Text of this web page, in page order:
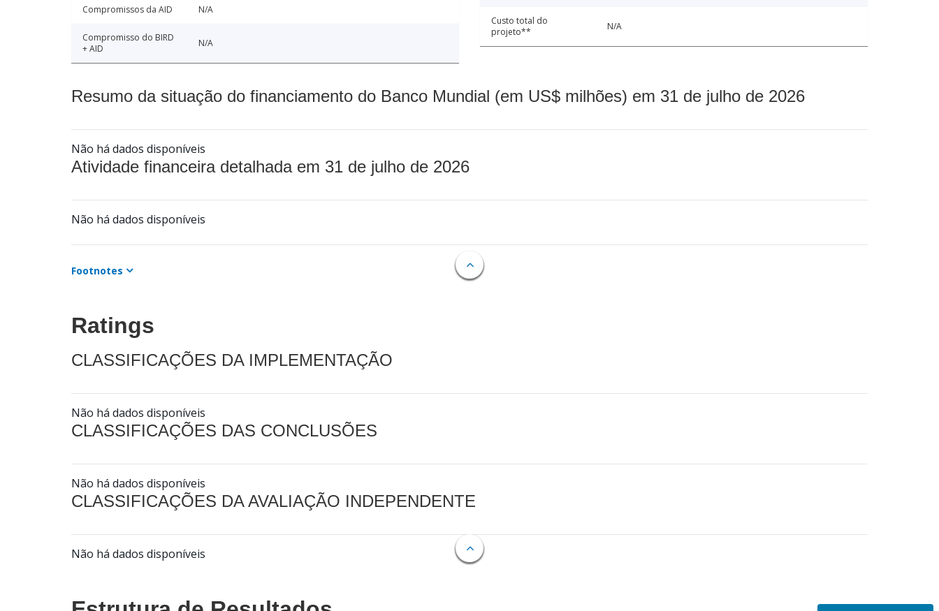
Compromissos da AID N/A
Compromisso do BIRD
+ AID
N/A
Custo total do
projeto**
N/A
Resumo da situação do financiamento do Banco Mundial (em US$ milhões) em 31 de julho de 2026
Não há dados disponíveis
Atividade financeira detalhada em 31 de julho de 2026
Não há dados disponíveis
Footnotes
Ratings
CLASSIFICAÇÕES DA IMPLEMENTAÇÃO
Não há dados disponíveis
CLASSIFICAÇÕES DAS CONCLUSÕES
Não há dados disponíveis
CLASSIFICAÇÕES DA AVALIAÇÃO INDEPENDENTE
Não há dados disponíveis